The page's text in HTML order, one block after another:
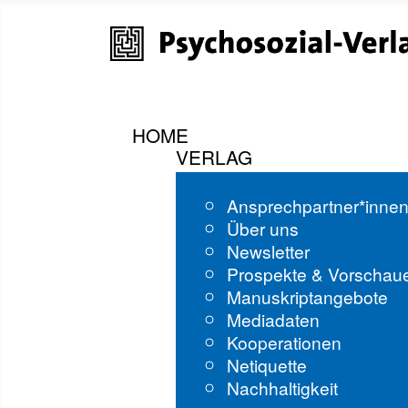
HOME
VERLAG
Über uns
Newsletter
Prospekte &
Manuskriptangebote
Mediadaten
Kooperationen
Netiquette
Nachhaltigkeit